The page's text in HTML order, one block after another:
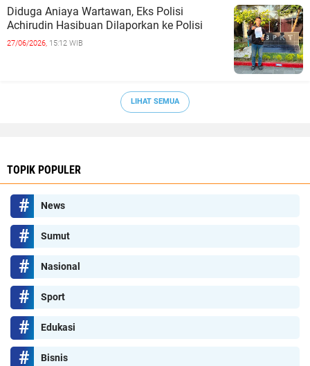
Diduga Aniaya Wartawan, Eks Polisi
Achirudin Hasibuan Dilaporkan ke Polisi
27/06/2026, 15:12 WIB
LIHAT SEMUA
TOPIK POPULER
News
Sumut
Nasional
Sport
Edukasi
Bisnis